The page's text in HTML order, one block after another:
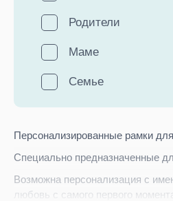
Родители
Маме
Семье
Персонализированные рамки
Специально предназначенные
Возможна персонализация с
любовь с самого первого момента.